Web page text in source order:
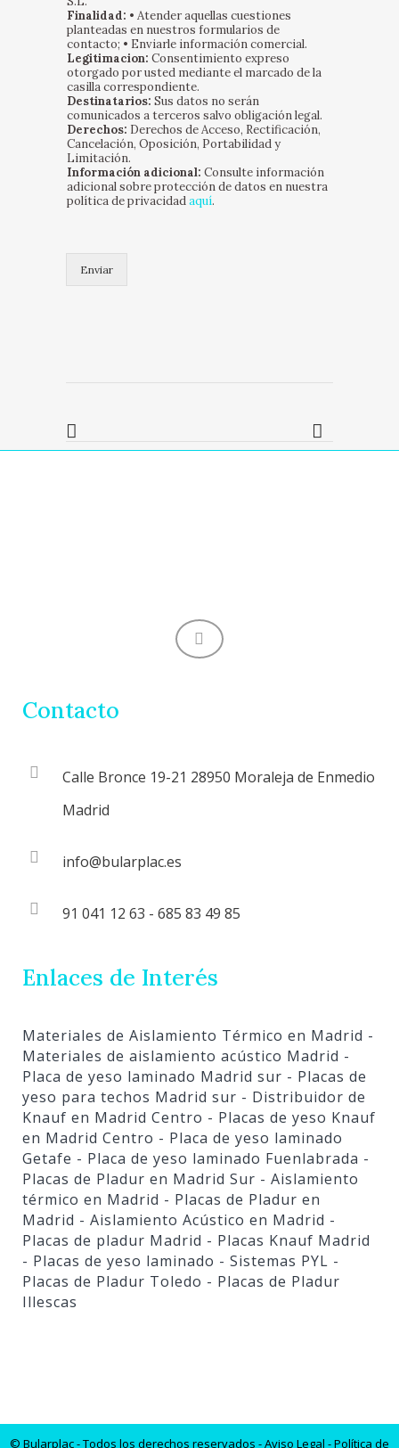
p
l
e
s
*
s
m
ú
l
t
i
p
l
e
s
(
c
i
Finalidad: • Atender aquellas cuestiones
planteadas en nuestros formularios de
contacto; • Enviarle información comercial.
Legitimacion: Consentimiento expreso
otorgado por usted mediante el marcado de la
casilla correspondiente.
Destinatarios: Sus datos no serán
comunicados a terceros salvo obligación legal.
Derechos: Derechos de Acceso, Rectificación,
Cancelación, Oposición, Portabilidad y
Limitación.
Información adicional: Consulte información
adicional sobre protección de datos en nuestra
política de privacidadaquí.
Enviar
Contacto
Calle Bronce 19-21 28950 Moraleja de Enmedio
Madrid
info@bularplac.es
91 041 12 63 - 685 83 49 85
Enlaces de Interés
Materiales de Aislamiento Térmico en Madrid -
Materiales de aislamiento acústico Madrid -
Placa de yeso laminado Madrid sur - Placas de
yeso para techos Madrid sur - Distribuidor de
Knauf en Madrid Centro - Placas de yeso Knauf
en Madrid Centro - Placa de yeso laminado
Getafe - Placa de yeso laminado Fuenlabrada -
Placas de Pladur en Madrid Sur - Aislamiento
térmico en Madrid - Placas de Pladur en
Madrid - Aislamiento Acústico en Madrid -
Placas de pladur Madrid - Placas Knauf Madrid
- Placas de yeso laminado - Sistemas PYL -
Placas de Pladur Toledo - Placas de Pladur
Illescas
© Bularplac - Todos los derechos reservados -Aviso Legal - Política de